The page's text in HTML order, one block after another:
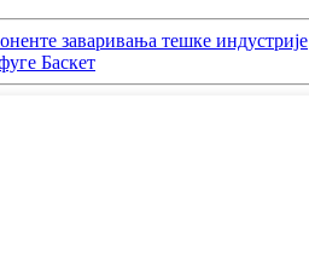
заваривања тешке индустрије
Баскет